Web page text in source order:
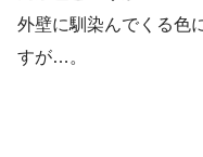
外壁に馴染んでくる色
すが…。